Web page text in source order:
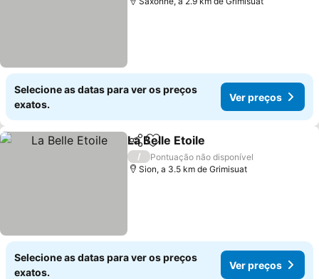
Selecione as datas para ver os preços
exatos.
Ver preços
PartilharAdicionar aos favoritos
La Belle Etoile
/
Pontuação não disponível
Sion, a 3.5 km de Grimisuat
Selecione as datas para ver os preços
exatos.
Ver preços